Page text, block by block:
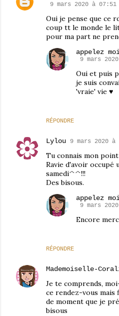
9 mars 2020 à 07:51
Oui je pense que ce
coup tt le monde le
pour ma part ne
RÉPONDRE
appelez moi
9 mars
Oui et puis
je suis
'vraie' vie ♥
Lylou 9 mars 2020 à
Tu connais mon
Ravie d'avoir occupé
samedi^^!!!
Des bisous.
RÉPONDRE
appelez moi
9 mars
Encore
Mademoiselle-
Je te comprends,
ce rendez-vous mais
de moment que je
bisous